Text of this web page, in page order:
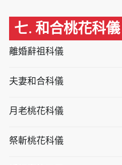
七. 和合桃花科儀
離婚辭祖科儀
夫妻和合科儀
月老桃花科儀
祭斬桃花科儀